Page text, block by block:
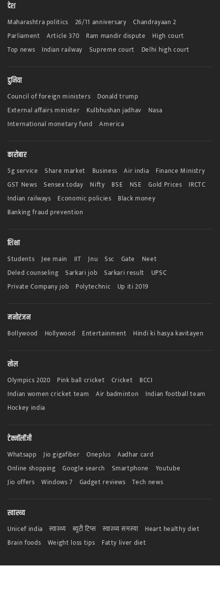
देश
Maharashtra politics 26/11 anniversary
Chandrayaan 2
Parliament
Article 370 Ram mandir dispute
High court
Top news
Indian railway Supreme court Delhi high court
दुनिया
Council of foreign ministers
Donald trump
External affairs minister
Kulbhushan jadhav
Nasa
International monetary fund
America
कारोबार
5g service Share market Business Air india
Finance Ministry
GST News
Sensex today Nifty BSE NSE Gold Prices
IRCTC
Indian railways
Economic policies
Black money
Banking fraud prevention
शिक्षा
Students Jee main IIT Jnu Ssc Gate
Neet
Deled counseling
Sarkari job Sarkari result
UPSC
Private Company job
Polytechnic Up iti 2019
मनोरंजन
Bollywood Hollywood Entertainment Hindi ki hasya kavitayen
खेल
Olympics 2020 Pink ball cricket Cricket
BCCI
Indian women cricket team
Air badminton
Indian football team
Hockey india
टेक्नॉलॉजी
Whatsapp Jio gigafiber Oneplus
Aadhar card
Online shopping
Google search Smartphone
Youtube
Jio offers
Windows 7 Gadget reviews Tech news
स्वास्थ्य
Unicef india स्वास्थ्य ब्यूटी टिप्स स्वास्थ्य समस्या
Heart healthy diet
Brain foods
Weight loss tips Fatty liver diet